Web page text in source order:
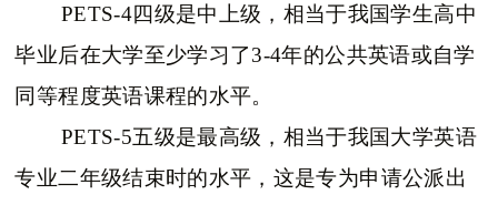
PETS-4四级是中上级，相当于我国学生高中
毕业后在大学至少学习了3-4年的公共英语或自学
同等程度英语课程的水平。
PETS-5五级是最高级，相当于我国大学英语
专业二年级结束时的水平，这是专为申请公派出